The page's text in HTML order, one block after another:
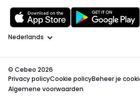
Taal
© Cebeo 2026
Privacy policyCookie policyBeheer je
Algemene voorwaarden